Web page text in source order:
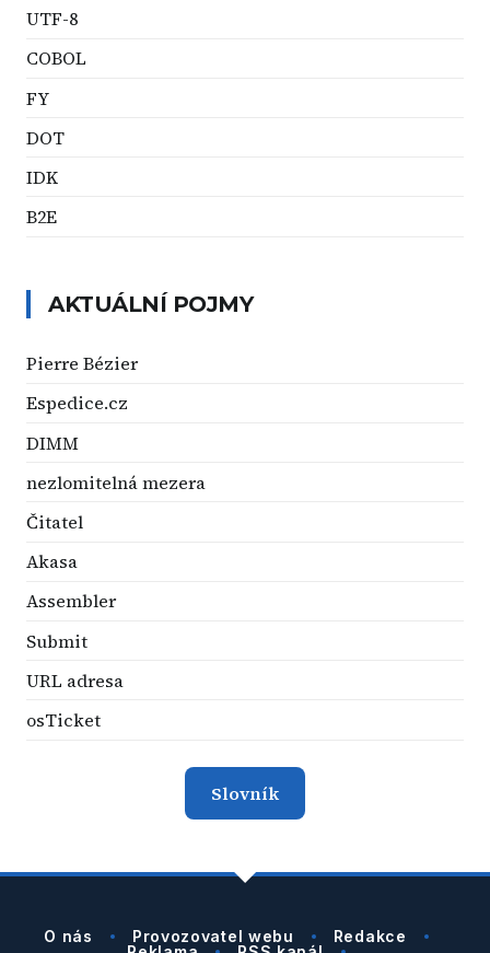
UTF-8
COBOL
FY
DOT
IDK
B2E
AKTUÁLNÍ POJMY
Pierre Bézier
Espedice.cz
DIMM
nezlomitelná mezera
Čitatel
Akasa
Assembler
Submit
URL adresa
osTicket
Slovník
O nás Provozovatel webu
Redakce